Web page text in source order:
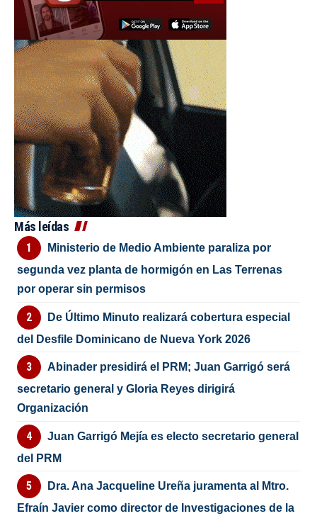
Más leídas
Ministerio de Medio Ambiente paraliza por
segunda vez planta de hormigón en Las Terrenas
por operar sin permisos
De Último Minuto realizará cobertura especial
del Desfile Dominicano de Nueva York 2026
Abinader presidirá el PRM; Juan Garrigó será
secretario general y Gloria Reyes dirigirá
Organización
Juan Garrigó Mejía es electo secretario general
del PRM
Dra. Ana Jacqueline Ureña juramenta al Mtro.
Efraín Javier como director de Investigaciones de la